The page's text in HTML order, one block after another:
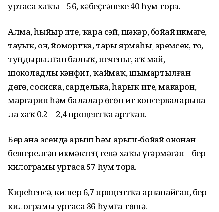
уртаса хаҡы – 56, кәбеҫтәнеке 40 һум тора.
Алма, һыйыр ите, ҡара сәй, шәкәр, бойҙай икмәге,
тауыҡ, он, йомортҡа, тары ярмаһы, эремсек, тоҙ,
туңдырылған балыҡ, печенье, аҡ май,
шоколадлы кәнфит, ҡаймаҡ, шымартылған
дөгө, сосиска, сарделька, һарыҡ ите, макарон,
маргарин һәм балалар өсөн ит консерваларына
ла хаҡ 0,2 – 2,4 процентҡа артҡан.
Бер аҙна эсендә арыш һәм арыш-бойҙай ононан
бешерелгән икмәктең генә хаҡы үҙгәрмәгән – бер
килограмы уртаса 57 һум тора.
Киреһенсә, кишер 6,7 процентҡа арзанайған, бер
килограмы уртаса 86 һумға төшә.